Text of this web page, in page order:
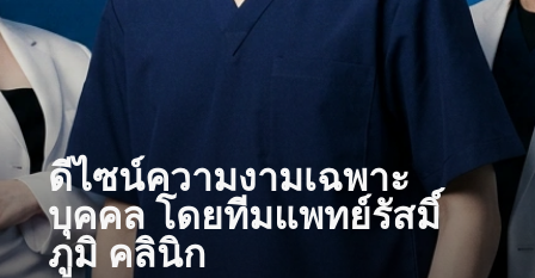
ดีไซน์ความงามเฉพาะ
บุคคล โดยทีมแพทย์รัสมิ์
ภูมิ คลินิก